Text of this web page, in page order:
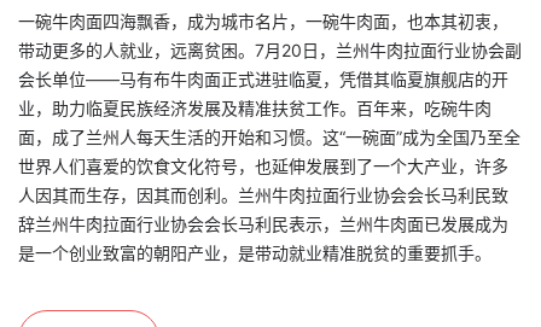
一碗牛肉面四海飘香，成为城市名片，一碗牛肉面，也本其初衷，
带动更多的人就业，远离贫困。7月20日，兰州牛肉拉面行业协会副
会长单位——马有布牛肉面正式进驻临夏，凭借其临夏旗舰店的开
业，助力临夏民族经济发展及精准扶贫工作。百年来，吃碗牛肉
面，成了兰州人每天生活的开始和习惯。这“一碗面”成为全国乃至全
世界人们喜爱的饮食文化符号，也延伸发展到了一个大产业，许多
人因其而生存，因其而创利。兰州牛肉拉面行业协会会长马利民致
辞兰州牛肉拉面行业协会会长马利民表示，兰州牛肉面已发展成为
是一个创业致富的朝阳产业，是带动就业精准脱贫的重要抓手。